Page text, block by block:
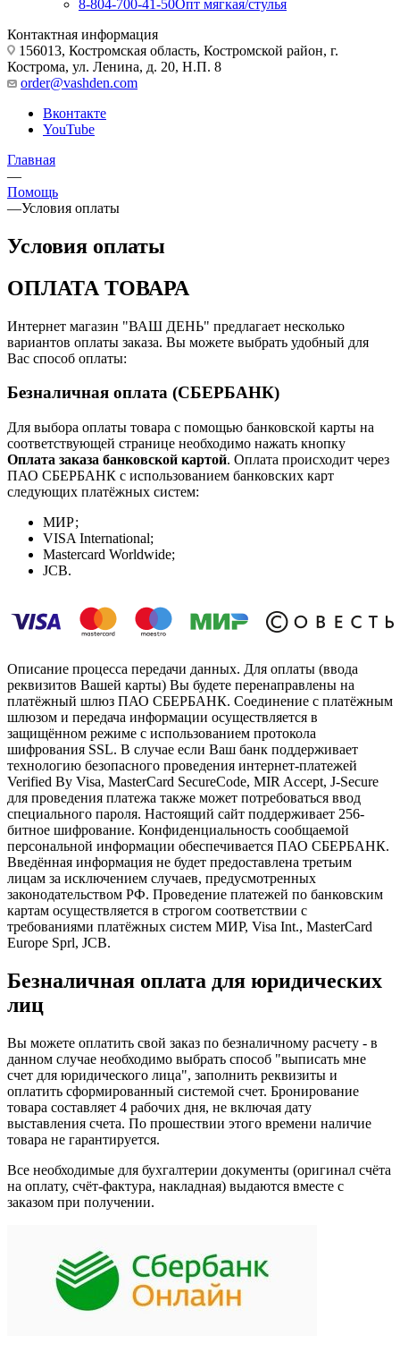
8-804-700-41-50Опт мягкая/стулья
Контактная информация
156013, Костромская область, Костромской район, г.
Кострома, ул. Ленина, д. 20, Н.П. 8
order@vashden.com
Вконтакте
YouTube
Главная
—
Помощь
—Условия оплаты
Условия оплаты
ОПЛАТА ТОВАРА
Интернет магазин "ВАШ ДЕНЬ" предлагает несколько
вариантов оплаты заказа. Вы можете выбрать удобный для
Вас способ оплаты:
Безналичная оплата (СБЕРБАНК)
Для выбора оплаты товара с помощью банковской карты на
соответствующей странице необходимо нажать кнопку
Оплата заказа банковской картой. Оплата происходит через
ПАО СБЕРБАНК с использованием банковских карт
следующих платёжных систем:
МИР;
VISA International;
Mastercard Worldwide;
JCB.
Описание процесса передачи данных. Для оплаты (ввода
реквизитов Вашей карты) Вы будете перенаправлены на
платёжный шлюз ПАО СБЕРБАНК. Соединение с платёжным
шлюзом и передача информации осуществляется в
защищённом режиме с использованием протокола
шифрования SSL. В случае если Ваш банк поддерживает
технологию безопасного проведения интернет-платежей
Verified By Visa, MasterCard SecureCode, MIR Accept, J-Secure
для проведения платежа также может потребоваться ввод
специального пароля. Настоящий сайт поддерживает 256-
битное шифрование. Конфиденциальность сообщаемой
персональной информации обеспечивается ПАО СБЕРБАНК.
Введённая информация не будет предоставлена третьим
лицам за исключением случаев, предусмотренных
законодательством РФ. Проведение платежей по банковским
картам осуществляется в строгом соответствии с
требованиями платёжных систем МИР, Visa Int., MasterCard
Europe Sprl, JCB.
Безналичная оплата для юридических
лиц
Вы можете оплатить свой заказ по безналичному расчету - в
данном случае необходимо выбрать способ "выписать мне
счет для юридического лица", заполнить реквизиты и
оплатить сформированный системой счет. Бронирование
товара составляет 4 рабочих дня, не включая дату
выставления счета. По прошествии этого времени наличие
товара не гарантируется.
Все необходимые для бухгалтерии документы (оригинал счёта
на оплату, счёт-фактура, накладная) выдаются вместе с
заказом при получении.